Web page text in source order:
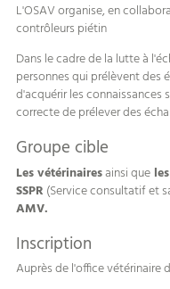
L'OSAV organise, en
contrôleurs piétin
Dans le cadre de la lutte à
personnes qui prélèvent des
d'acquérir les connaissances
correcte de prélever des
Groupe cible
Les vétérinairesainsi que
SSPR (Service consultatif et
AMV.
Inscription
Auprès de l'office vétérinaire